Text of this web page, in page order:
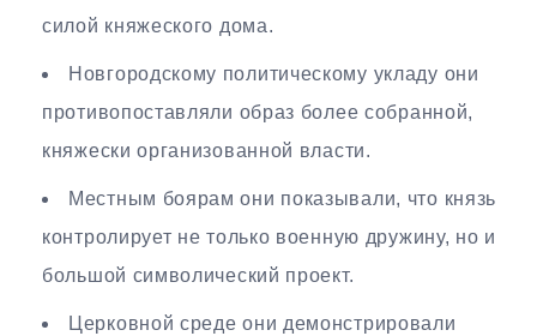
силой княжеского дома.
Новгородскому политическому укладу они
противопоставляли образ более собранной,
княжески организованной власти.
Местным боярам они показывали, что князь
контролирует не только военную дружину, но и
большой символический проект.
Церковной среде они демонстрировали